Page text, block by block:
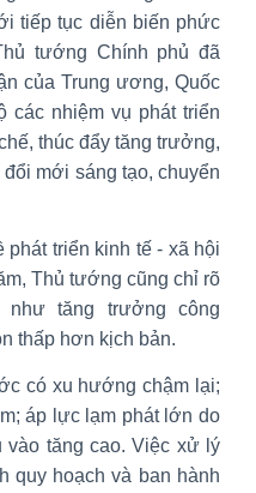
tiếp tục diễn biến phức
tướng Chính phủ đã
của Trung ương, Quốc
các nhiệm vụ phát triển
thúc đẩy tăng trưởng,
mới sáng tạo, chuyển
phát triển kinh tế - xã hội
Thủ tướng cũng chỉ rõ
như tăng trưởng công
thấp hơn kịch bản.
có xu hướng chậm lại;
áp lực lạm phát lớn do
tăng cao. Việc xử lý
quy hoạch và ban hành